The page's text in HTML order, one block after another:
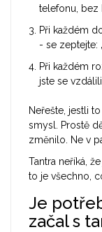
telefonu, bez
Při každém
- se zeptejte:
Při každém
jste se
Neřešte, jestli
smysl. Prostě
změnilo. Ne v
Tantra neříká,
to je všechno,
Je
začal s